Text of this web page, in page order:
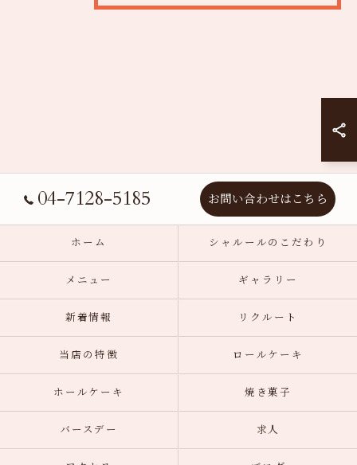
04-7128-5185 お問い合わせはこちら
ホーム シャルールのこだわり
メニュー ギャラリー
新着情報 リクルート
当店の特徴 ロールケーキ
ホールケーキ 焼き菓子
バースデー 求人